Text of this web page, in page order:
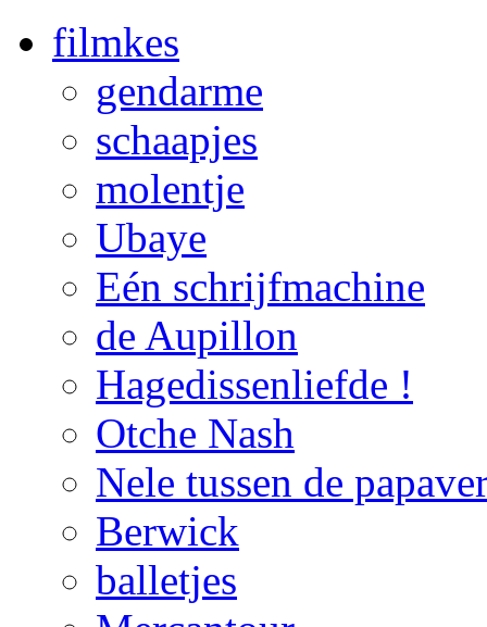
filmkes
gendarme
schaapjes
molentje
Ubaye
Eén schrijfmachine
de Aupillon
Hagedissenliefde !
Otche Nash
Nele tussen de
Berwick
balletjes